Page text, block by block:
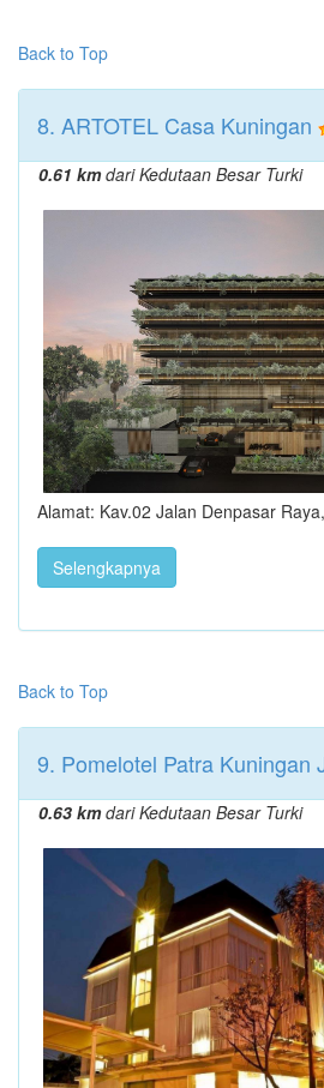
Back to Top
8. ARTOTEL Casa Kuningan
0.61 kmdari Kedutaan Besar Turki
Alamat: Kav.02 Jalan Denpasar
Selengkapnya
Back to Top
9. Pomelotel Patra Kuningan
0.63 kmdari Kedutaan Besar Turki